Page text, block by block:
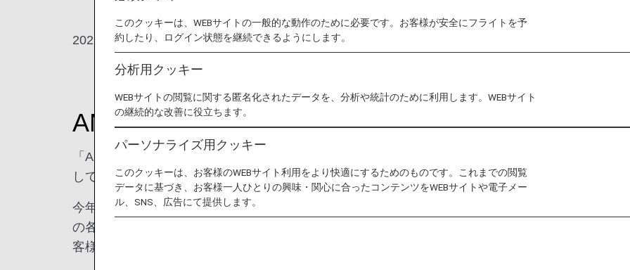
2022年12月17日、宮崎ブーゲンビリア空港において、お客様へ日頃の感謝の気持ちを込めて「
ANAグループ社員が伝える感謝の気持ち
「ANA thanks DAY」は、宮崎県内の自治体や企業に出向しているグループ社員を中心に企画・
して、宮崎県民の皆さまに日頃の感謝の気持ちをお届けするイベントです。
今年は、大人気の宮崎県シンボルキャラクター「みやざき犬」とANA客室乗務員とのコラボダン
の各自治体出向社員が厳選した特産品を景品としたじゃんけん大会やANA Team HND Orchestra
客様と楽しいひと時を過ごしました。
このクッキーは、WEBサイトの一般的な動作のために必要です。お客様が安全にフライトを予
約したり、ログイン状態を継続できるようにします。
分析用クッキー
WEBサイトの閲覧に関する匿名化されたデータを、分析や統計のために利用します。WEBサイト
の継続的な改善に役立ちます。
パーソナライズ用クッキー
このクッキーは、お客様のWEBサイト利用をより快適にするためのものです。これまでの閲覧
データに基づき、お客様一人ひとりの興味・関心に合ったコンテンツをWEBサイトや電子メー
ル、SNS、広告にて提供します。